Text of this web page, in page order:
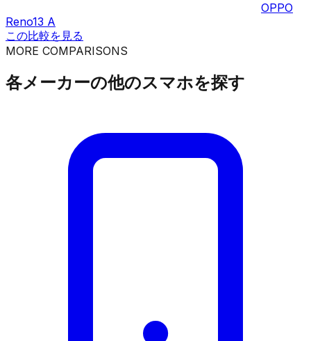
OPPO
Reno13 A
この比較を見る
MORE COMPARISONS
各メーカーの他のスマホを探す